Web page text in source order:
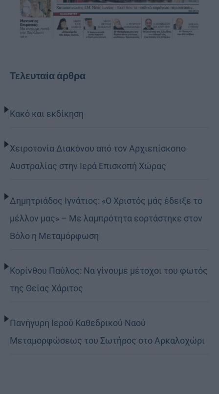
Τελευταία άρθρα
Κακό και εκδίκηση
Χειροτονία Διακόνου από τον Αρχιεπίσκοπο
Αυστραλίας στην Ιερά Επισκοπή Χώρας
Δημητριάδος Ιγνάτιος: «Ο Χριστός μάς έδειξε το
μέλλον μας» – Με λαμπρότητα εορτάστηκε στον
Βόλο η Μεταμόρφωση
Κορίνθου Παύλος: Να γίνουμε μέτοχοι του φωτός
της Θείας Χάριτος
Πανήγυρη Ιερού Καθεδρικού Ναού
Μεταμορφώσεως του Σωτήρος στο Αρκαλοχώρι